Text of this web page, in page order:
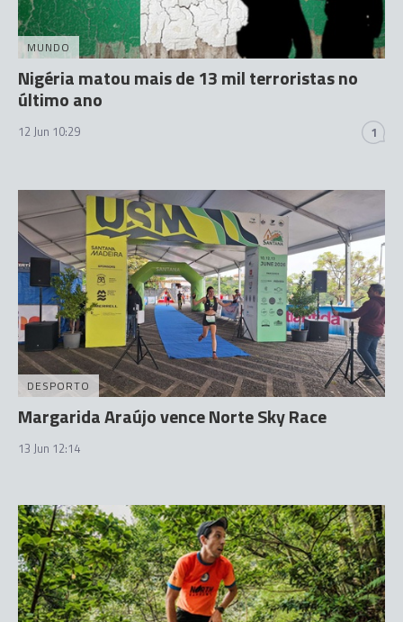
MUNDO
Nigéria matou mais de 13 mil terroristas no
último ano
12 Jun 10:29 1
DESPORTO
Margarida Araújo vence Norte Sky Race
13 Jun 12:14